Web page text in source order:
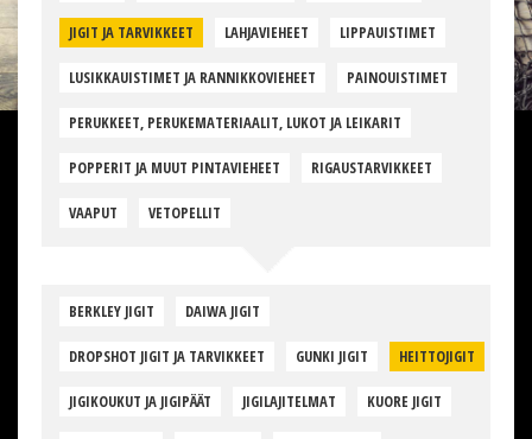
JIGIT JA TARVIKKEET LAHJAVIEHEET LIPPAUISTIMET
LUSIKKAUISTIMET JA RANNIKKOVIEHEET PAINOUISTIMET
PERUKKEET, PERUKEMATERIAALIT, LUKOT JA LEIKARIT
POPPERIT JA MUUT PINTAVIEHEET RIGAUSTARVIKKEET
VAAPUT VETOPELLIT
BERKLEY JIGIT DAIWA JIGIT
DROPSHOT JIGIT JA TARVIKKEET GUNKI JIGIT HEITTOJIGIT
JIGIKOUKUT JA JIGIPÄÄT JIGILAJITELMAT KUORE JIGIT